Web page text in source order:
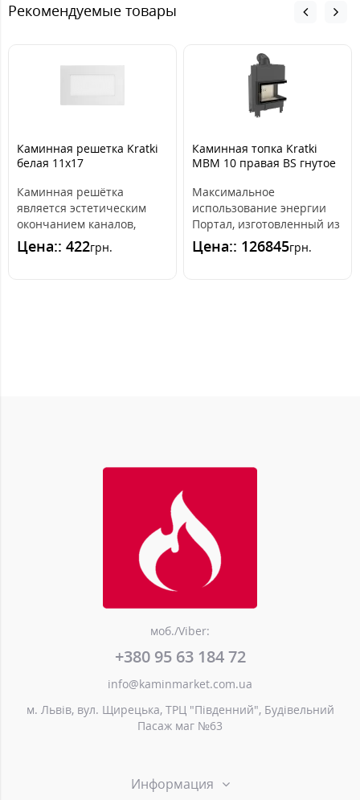
Рекомендуемые товары
Каминная решетка Kratki
белая 11x17
Каминная решётка
является эстетическим
окончанием каналов,
распределяющих горячий
воздух из камина. ..
Цена:: 422грн.
Каминная топка Kratki
MBM 10 правая BS гнутое
Максимальное
использование энергии
Портал, изготовленный из
високогатункової стали, и
передняя часть..
Цена:: 126845грн.
моб./Viber:
+380 95 63 184 72
info@kaminmarket.com.ua
м. Львів, вул. Щирецька, ТРЦ "Південний", Будівельний
Пасаж маг №63
Информация